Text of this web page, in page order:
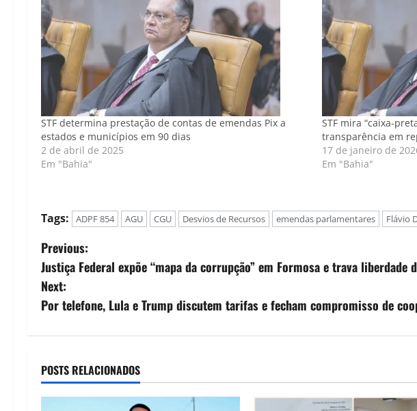
STF determina prestação de contas de emendas Pix a
estados e municípios em 90 dias
2 de abril de 2025
Em "Bahia"
STF mira “caixa-
transparência em
17 de janeiro de
Em "Bahia"
Tags: ADPF 854 AGU CGU Desvios de Recursos emendas parlamentares Flávio
P
o
s
n
a
Previous:
Justiça Federal expõe “mapa da corrupção” em Formosa e trava
Next:
Por telefone, Lula e Trump discutem tarifas e fecham compromisso de
POSTS RELACIONADOS